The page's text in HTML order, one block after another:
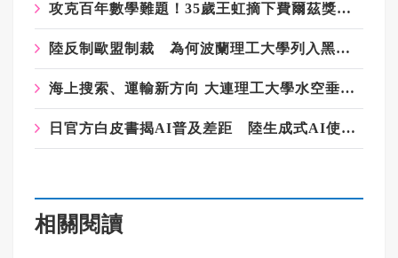
攻克百年數學難題！35歲王虹摘下費爾茲獎 馬克宏親賀：法國以妳為榮
陸反制歐盟制裁 為何波蘭理工大學列入黑名單？北京釋科技戰新訊號
海上搜索、運輸新方向 大連理工大學水空垂直飛行器首飛成功
日官方白皮書揭AI普及差距 陸生成式AI使用率93.6%居冠、日本仍落後
相關閱讀